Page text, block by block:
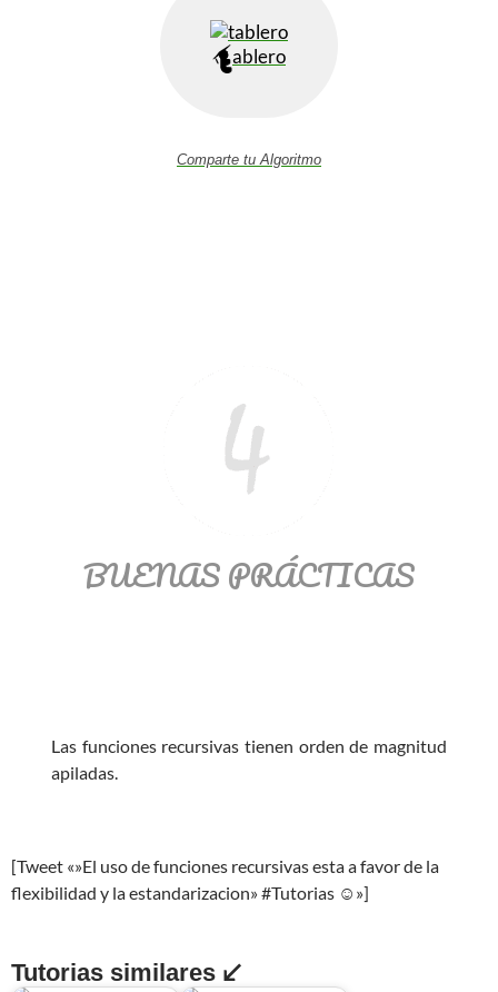
ablero
Comparte tu Algoritmo
BUENAS PRÁCTICAS
Las funciones recursivas tienen orden de magnitud
apiladas.
[Tweet «»El uso de funciones recursivas esta a favor de la
flexibilidad y la estandarizacion» #Tutorias ☺»]
Tutorias similares ↙